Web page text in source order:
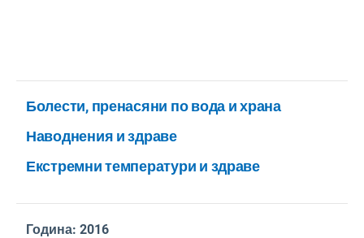
Болести, пренасяни по вода и храна
Наводнения и здраве
Екстремни температури и здраве
Година: 2016